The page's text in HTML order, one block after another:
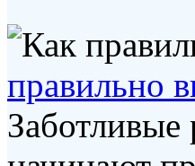
правильно
Заботливые